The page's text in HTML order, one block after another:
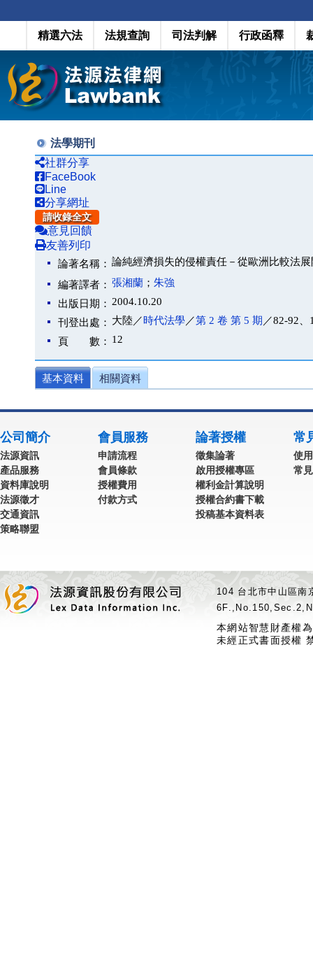
精選六法 法規查詢 司法判解 行政函釋
法學期刊
社群分享
FaceBook
Line
分享網址
請收錄全文
意見回饋
友善列印
論著名稱： 論純經濟損失的侵權責任－從歐洲比較法展
編著譯者： 張湘蘭 ； 朱強
出版日期： 2004.10.20
刊登出處： 大陸／ 時代法學／第 2 卷 第 5 期 ／82-92、
頁 數： 12
基本資料 相關資料
公司簡介
法源資訊
產品服務
資料庫說明
法源徵才
交通資訊
策略聯盟
會員服務
申請流程
會員條款
授權費用
付款方式
論著授權
徵集論著
啟用授權專區
權利金計算說明
授權合約書下載
投稿基本資料表
常
使
常
104 台北市中山區
本網站智慧財產權
未經正式書面授權